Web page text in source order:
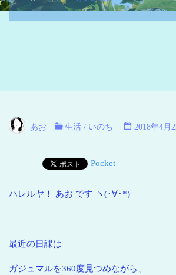
摂
海
あお 生活 / いのち 2018年4月
Pocket
ハレルヤ！ あお です ヽ(･∀･*)
最近の日課は
ガジュマルを360度見つめながら、